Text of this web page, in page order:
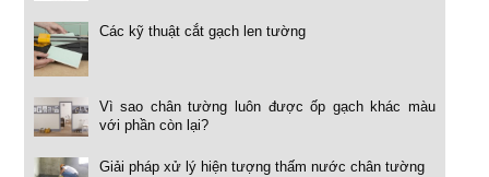
Các kỹ thuật cắt gạch len tường
Vì sao chân tường luôn được ốp gạch khác màu
với phần còn lại?
Giải pháp xử lý hiện tượng thấm nước chân tường